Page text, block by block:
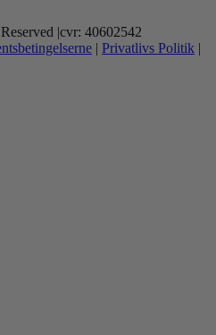
|cvr: 40602542
| Privatlivs Politik |